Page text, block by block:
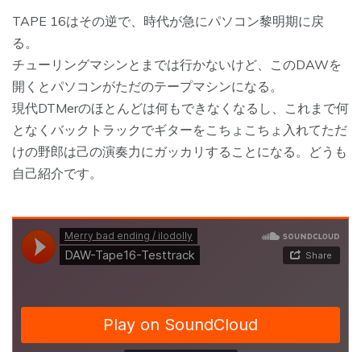
TAPE 16はその逆で、時代が急にパソコン黎明期に戻
る。
チューリングマシンとまでは行かないけど、このDAWを
開くとパソコンがただのテープマシンになる。
現代DTMerのほとんどは何もできなくなるし、これまで何
となくバックトラックでギターをこちょこちょ入れてただ
けの野郎は己の演奏力にガッカリすることになる。どうも
自己紹介です。